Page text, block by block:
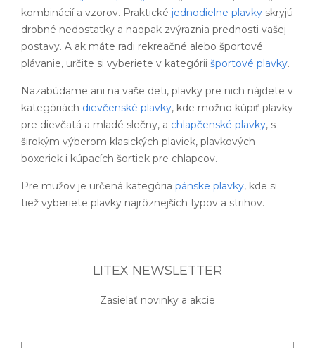
kombinácií a vzorov. Praktické jednodielne plavky skryjú
drobné nedostatky a naopak zvýraznia prednosti vašej
postavy. A ak máte radi rekreačné alebo športové
plávanie, určite si vyberiete v kategórii športové plavky.
Nazabúdame ani na vaše deti, plavky pre nich nájdete v
kategóriách dievčenské plavky, kde možno kúpiť plavky
pre dievčatá a mladé slečny, a chlapčenské plavky, s
širokým výberom klasických plaviek, plavkových
boxeriek i kúpacích šortiek pre chlapcov.
Pre mužov je určená kategória pánske plavky, kde si
tiež vyberiete plavky najrôznejších typov a strihov.
LITEX NEWSLETTER
Zasielať novinky a akcie